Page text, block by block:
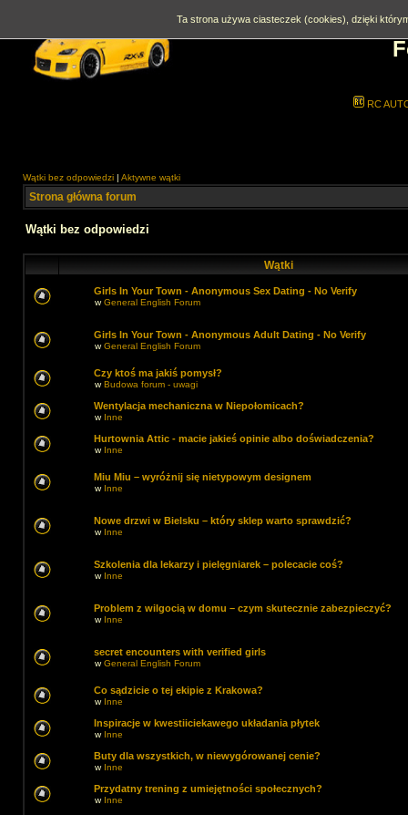
RC
Wątki bez odpowiedzi | Aktywne wątki
Strona główna forum
Wątki bez odpowiedzi
Wątki
Girls In Your Town - Anonymous Sex Dating - No Verify
wGeneral English Forum
Girls In Your Town - Anonymous Adult Dating - No Verify
wGeneral English Forum
Czy ktoś ma jakiś pomysł?
wBudowa forum - uwagi
Wentylacja mechaniczna w Niepołomicach?
w Inne
Hurtownia Attic - macie jakieś opinie albo doświadczenia?
w Inne
Miu Miu – wyróżnij się nietypowym designem
w Inne
Nowe drzwi w Bielsku – który sklep warto sprawdzić?
w Inne
Szkolenia dla lekarzy i pielęgniarek – polecacie coś?
w Inne
Problem z wilgocią w domu – czym skutecznie zabezpieczyć?
w Inne
secret encounters with verified girls
wGeneral English Forum
Co sądzicie o tej ekipie z Krakowa?
w Inne
Inspiracje w kwestiiciekawego układania płytek
w Inne
Buty dla wszystkich, w niewygórowanej cenie?
w Inne
Przydatny trening z umiejętności społecznych?
w Inne
Ta strona używa ciasteczek (cookies), dzięki